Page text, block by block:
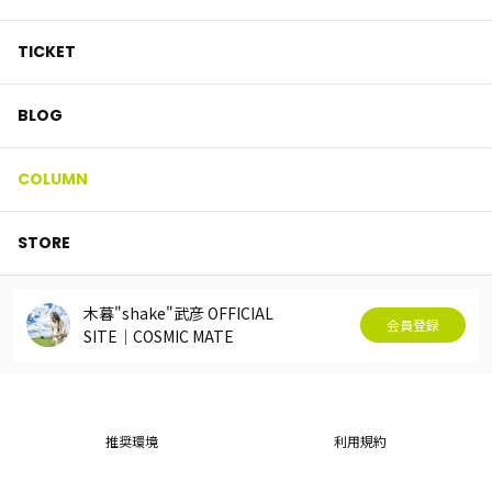
TICKET
BLOG
COLUMN
STORE
木暮"shake"武彦 OFFICIAL
SITE│COSMIC MATE
会員登録
推奨環境 利用規約